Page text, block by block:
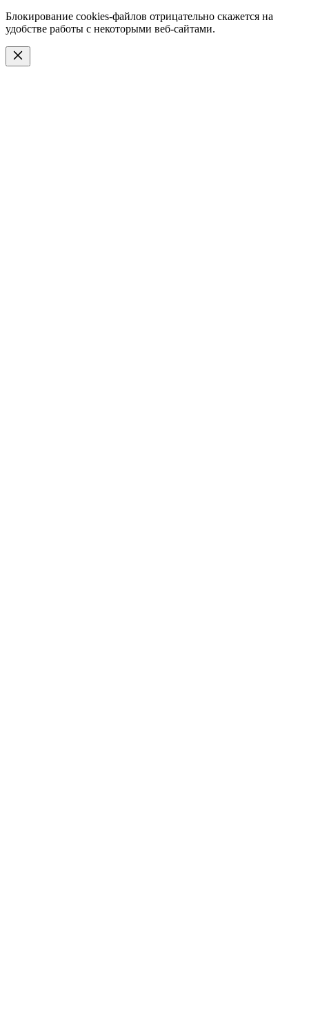
Блокирование cookies-файлов отрицательно скажется на
удобстве работы с некоторыми веб-сайтами.